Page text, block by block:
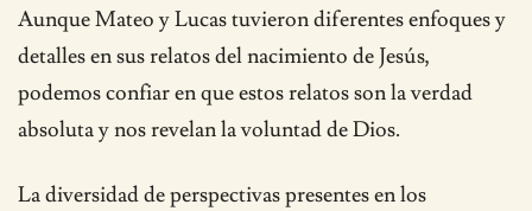
Aunque Mateo y Lucas tuvieron diferentes enfoques y
detalles en sus relatos del nacimiento de Jesús,
podemos confiar en que estos relatos son la verdad
absoluta y nos revelan la voluntad de Dios.
La diversidad de perspectivas presentes en los